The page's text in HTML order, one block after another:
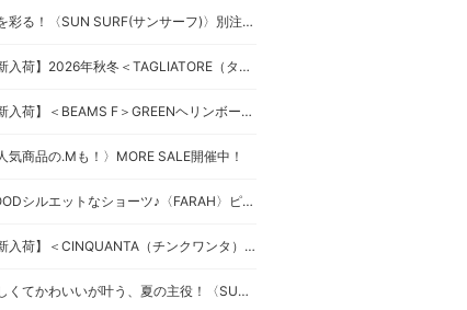
夏を彩る！〈SUN SURF(サンサーフ)〉別注キャミワンピース
【新入荷】2026年秋冬＜TAGLIATORE（タリアトーレ）＞ダブルブレストジャケット
【新入荷】＜BEAMS F＞GREENヘリンボーンジャケット
人気商品の.Mも！〉MORE SALE開催中！
GOODシルエットなショーツ♪〈FARAH〉ピンタックショーツ！
【新入荷】＜CINQUANTA（チンクワンタ）＞スペシャルなドライビングブルゾン
涼しくてかわいいが叶う、夏の主役！〈SUN SURF〉別注スカート